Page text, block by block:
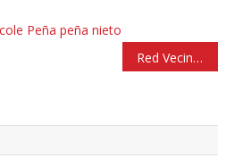
Peña peña nieto
Red Vecinal de Seguridad inicia en 74 colonias de Tlalnepantla